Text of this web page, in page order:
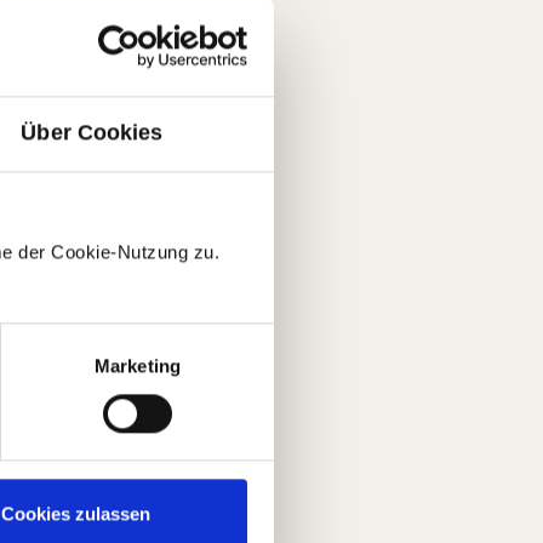
Über Cookies
der Cookie-Nutzung zu.
Marketing
Cookies zulassen